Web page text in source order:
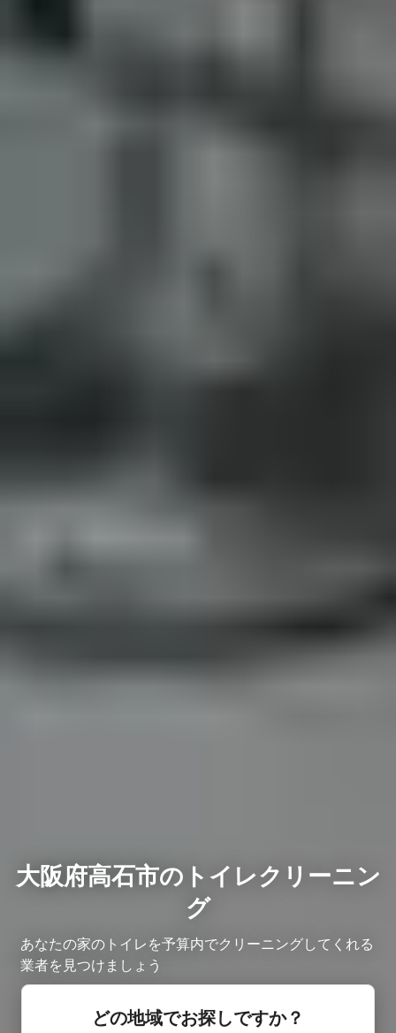
大阪府高石市のトイレクリーニン
グ
あなたの家のトイレを予算内でクリーニングしてくれる
業者を見つけましょう
どの地域でお探しですか？